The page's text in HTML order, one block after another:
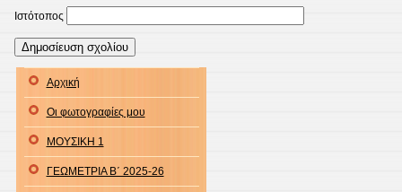
Ιστότοπος
Αρχική
Οι φωτογραφίες μου
ΜΟΥΣΙΚΗ 1
ΓΕΩΜΕΤΡΙΑ Β΄ 2025-26